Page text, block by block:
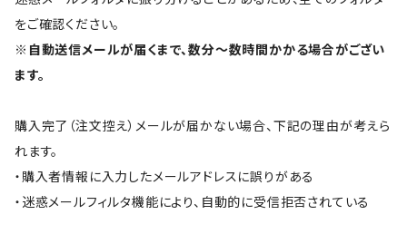
をご確認ください。
※自動送信メールが届くまで、数分～数時間かかる場合がござい
ます。
購入完了（注文控え）メールが届かない場合、下記の理由が考えら
れます。
・購入者情報に入力したメールアドレスに誤りがある
・迷惑メールフィルタ機能により、自動的に受信拒否されている